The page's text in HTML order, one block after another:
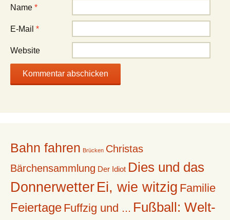
Name *
E-Mail *
Website
Bahn fahren Brücken Christas
Bärchensammlung Der Idiot Dies und das
Donnerwetter Ei, wie witzig Familie
Feiertage Fuffzig und ... Fußball: Welt-